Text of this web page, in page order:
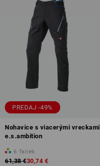
PREDAJ -49%
Nohavice s viacerými vreckami
e.s.ambition
6 farieb
61,38 €30,74 €